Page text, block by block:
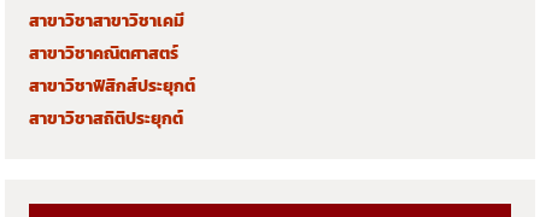
สาขาวิชาสาขาวิชาเคมี
สาขาวิชาคณิตศาสตร์
สาขาวิชาฟิสิกส์ประยุกต์
สาขาวิชาสถิติประยุกต์